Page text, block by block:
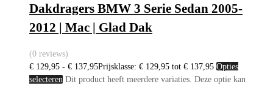
Dakdragers BMW 3 Serie Sedan 2005-
2012 | Mac | Glad Dak
(0 reviews)
€ 129,95 - € 137,95Prijsklasse: € 129,95 tot € 137,95 Opties
selecteren Dit product heeft meerdere variaties. Deze optie kan